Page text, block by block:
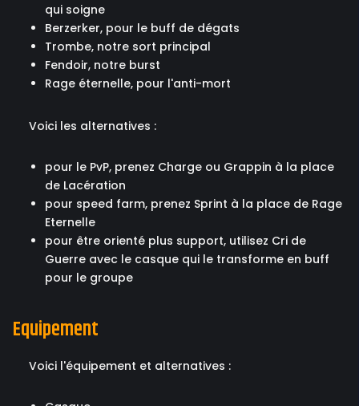
qui soigne
Berzerker, pour le buff de dégats
Trombe, notre sort principal
Fendoir, notre burst
Rage éternelle, pour l'anti-mort
Voici les alternatives :
pour le PvP, prenez Charge ou Grappin à la place
de Lacération
pour speed farm, prenez Sprint à la place de Rage
Eternelle
pour être orienté plus support, utilisez Cri de
Guerre avec le casque qui le transforme en buff
pour le groupe
Equipement
Voici l'équipement et alternatives :